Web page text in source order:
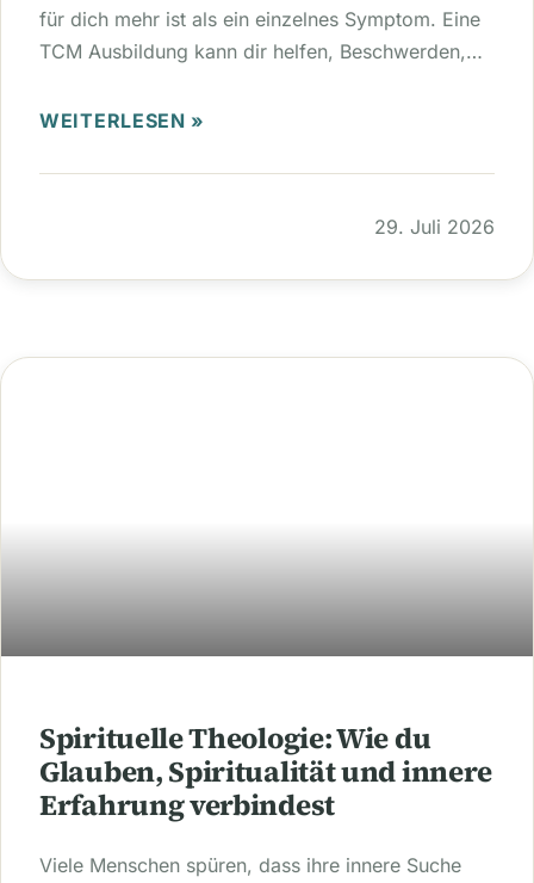
für dich mehr ist als ein einzelnes Symptom. Eine
TCM Ausbildung kann dir helfen, Beschwerden,…
WEITERLESEN »
29. Juli 2026
Spirituelle Theologie: Wie du
Glauben, Spiritualität und innere
Erfahrung verbindest
Viele Menschen spüren, dass ihre innere Suche